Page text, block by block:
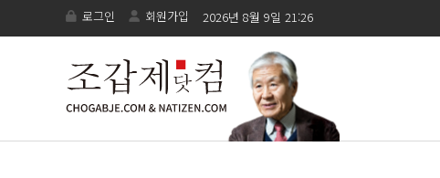
로그인 회원가입 2026년 8월 9일 21:26